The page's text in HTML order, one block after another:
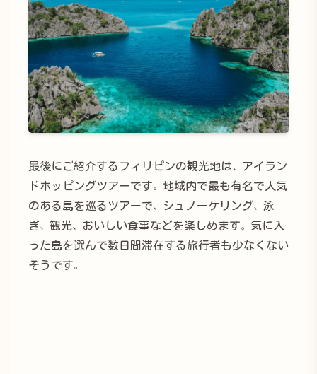
最後にご紹介するフィリピンの観光地は、アイラン
ドホッピングツアーです。地域内で最も有名で人気
のある島を巡るツアーで、シュノーケリング、泳
ぎ、観光、おいしい食事などを楽しめます。気に入
った島を選んで数日間滞在する旅行者も少なくない
そうです。